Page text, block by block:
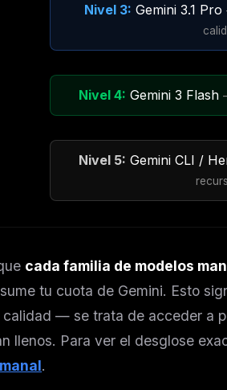
Nivel 3: Gemini 3.1 Pro
Nivel 4: Gemini 3 Flash
Nivel 5: Gemini CLI /
cada familia de modelos
tu cuota de Gemini. Esto
— se trata de acceder a
llenos. Para ver el desglose
.
of the
FREE NEWSLETTER
The weekly
Curated MCP picks, agent